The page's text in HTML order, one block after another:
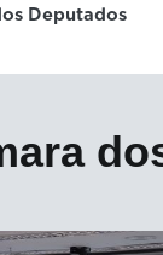
Deputados